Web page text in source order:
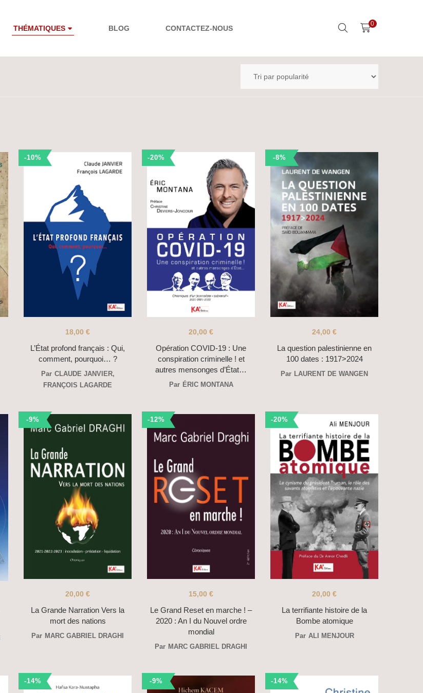
THÉMATIQUES BLOG CONTACTEZ-NOUS
0
-10%
L’État profond français : Qui,
comment, pourquoi… ?
18,00 €
Par CLAUDE JANVIER,
FRANÇOIS LAGARDE
-20%
Opération COVID-19 : Une
conspiration criminelle ! et
autres mensonges d’État…
20,00 €
Par ÉRIC MONTANA
-8%
La question palestinienne en
100 dates : 1917>2024
24,00 €
Par LAURENT DE WANGEN
-9%
La Grande Narration Vers la
mort des nations
20,00 €
Par MARC GABRIEL DRAGHI
-12%
Le Grand Reset en marche ! –
2020 : An I du Nouvel ordre
mondial
15,00 €
Par MARC GABRIEL DRAGHI
-20%
La terrifiante histoire de la
Bombe atomique
20,00 €
Par ALI MENJOUR
-14% -9% -14%